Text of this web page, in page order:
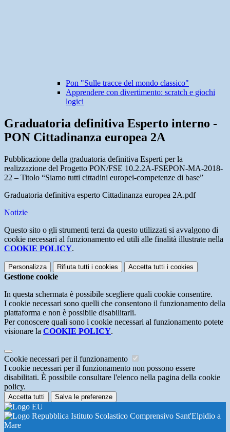
Pon "Sulle tracce del mondo classico"
Apprendere con divertimento: scratch e giochi
logici
Graduatoria definitiva Esperto interno -
PON Cittadinanza europea 2A
Pubblicazione della graduatoria definitiva Esperti per la
realizzazione del Progetto PON/FSE 10.2.2A-FSEPON-MA-2018-
22 – Titolo “Siamo tutti cittadini europei-competenze di base”
Graduatoria definitiva esperto Cittadinanza europea 2A.pdf
Notizie
Questo sito o gli strumenti terzi da questo utilizzati si avvalgono di
cookie necessari al funzionamento ed utili alle finalità illustrate nella
COOKIE POLICY.
Personalizza Rifiuta tutti i cookies Accetta tutti i cookies
Gestione cookie
In questa schermata è possibile scegliere quali cookie consentire.
I cookie necessari sono quelli che consentono il funzionamento della
piattaforma e non è possibile disabilitarli.
Per conoscere quali sono i cookie necessari al funzionamento potete
visionare la COOKIE POLICY.
Cookie necessari per il funzionamento
I cookie necessari per il funzionamento non possono essere
disabilitati. È possibile consultare l'elenco nella pagina della cookie
policy.
Accetta tutti Salva le preferenze
Istituto Scolastico Comprensivo Sant'Elpidio a
Mare